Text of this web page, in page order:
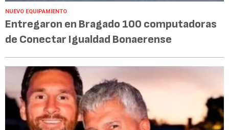
NUEVO EQUIPAMIENTO
Entregaron en Bragado 100 computadoras
de Conectar Igualdad Bonaerense